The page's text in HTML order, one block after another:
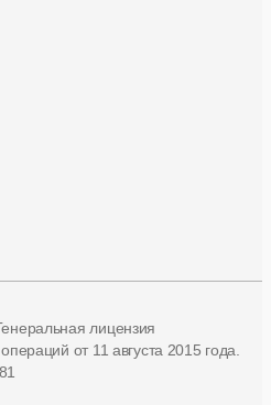
лицензия
от 11 августа 2015 года.